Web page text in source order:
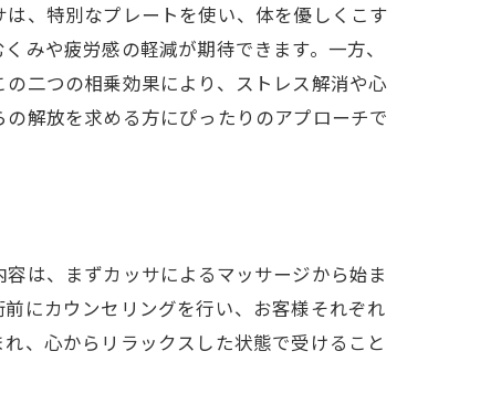
、特別なプレートを使い、体を優しくこす
みや疲労感の軽減が期待できます。一方、
二つの相乗効果により、ストレス解消や心
解放を求める方にぴったりのアプローチで
は、まずカッサによるマッサージから始ま
にカウンセリングを行い、お客様それぞれ
、心からリラックスした状態で受けること